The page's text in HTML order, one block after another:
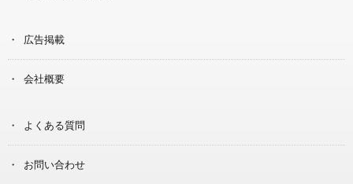
広告掲載
会社概要
よくある質問
お問い合わせ